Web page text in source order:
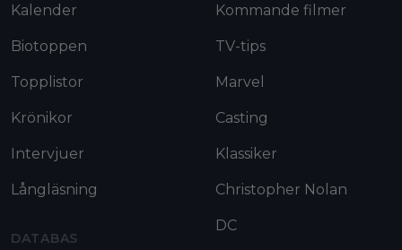
Kalender
Biotoppen
Topplistor
Krönikor
Intervjuer
Långläsning
DATABAS
Kommande filmer
TV-tips
Marvel
Casting
Klassiker
Christopher Nolan
DC